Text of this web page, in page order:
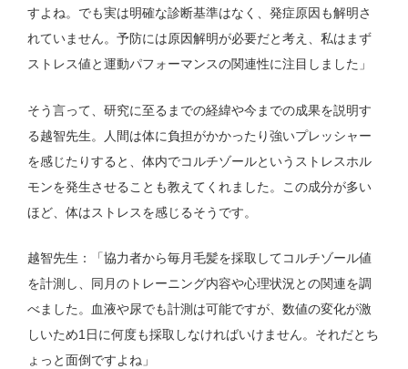
すよね。でも実は明確な診断基準はなく、発症原因も解明さ
れていません。予防には原因解明が必要だと考え、私はまず
ストレス値と運動パフォーマンスの関連性に注目しました」
そう言って、研究に至るまでの経緯や今までの成果を説明す
る越智先生。人間は体に負担がかかったり強いプレッシャー
を感じたりすると、体内でコルチゾールというストレスホル
モンを発生させることも教えてくれました。この成分が多い
ほど、体はストレスを感じるそうです。
越智先生：「協力者から毎月毛髪を採取してコルチゾール値
を計測し、同月のトレーニング内容や心理状況との関連を調
べました。血液や尿でも計測は可能ですが、数値の変化が激
しいため1日に何度も採取しなければいけません。それだとち
ょっと面倒ですよね」